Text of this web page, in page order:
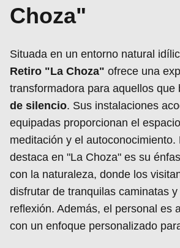
Choza"
Situada en un entorno natural
Retiro "La Choza" ofrece una
transformadora para aquellos que
de silencio. Sus instalaciones
equipadas proporcionan el
meditación y el autoconocimiento.
destaca en "La Choza" es su
con la naturaleza, donde los
disfrutar de tranquilas caminatas
reflexión. Además, el personal es
con un enfoque personalizado